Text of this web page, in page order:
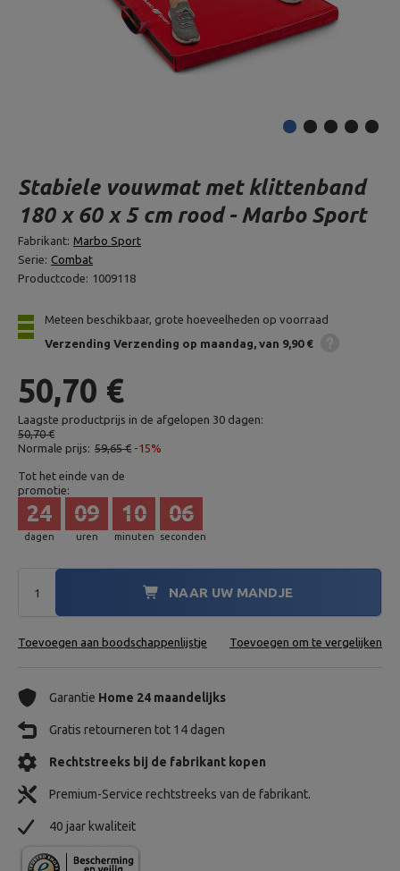
Stabiele vouwmat met klittenband
180 x 60 x 5 cm rood - Marbo Sport
Fabrikant: Marbo Sport
Serie: Combat
Productcode: 1009118
Meteen beschikbaar, grote hoeveelheden op voorraad
Verzending Verzending op maandag van 9,90 €
50,70 €
Laagste productprijs in de afgelopen 30 dagen:
50,70 €
Normale prijs: 59,65 € -15%
Tot het einde van de
promotie:
dagen
24
uren
09
minuten
10
seconden
05
NAAR UW MANDJE
Toevoegen aan boodschappenlijstje Toevoegen om te vergelijken
Garantie Home 24 maandelijks
Gratis retourneren tot 14 dagen
Rechtstreeks bij de fabrikant kopen
Premium-Service rechtstreeks van de fabrikant.
40 jaar kwaliteit